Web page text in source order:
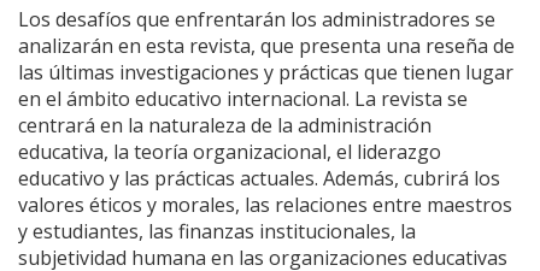
Los desafíos que enfrentarán los administradores se
analizarán en esta revista, que presenta una reseña de
las últimas investigaciones y prácticas que tienen lugar
en el ámbito educativo internacional. La revista se
centrará en la naturaleza de la administración
educativa, la teoría organizacional, el liderazgo
educativo y las prácticas actuales. Además, cubrirá los
valores éticos y morales, las relaciones entre maestros
y estudiantes, las finanzas institucionales, la
subjetividad humana en las organizaciones educativas